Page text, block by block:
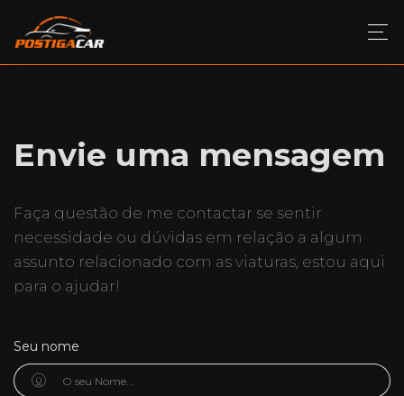
Envie uma mensagem
Faça questão de me contactar se sentir
necessidade ou dúvidas em relação a algum
assunto relacionado com as viaturas, estou aqui
para o ajudar!
Seu nome